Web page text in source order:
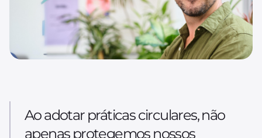
Ao adotar práticas circulares, não
apenas protegemos nossos